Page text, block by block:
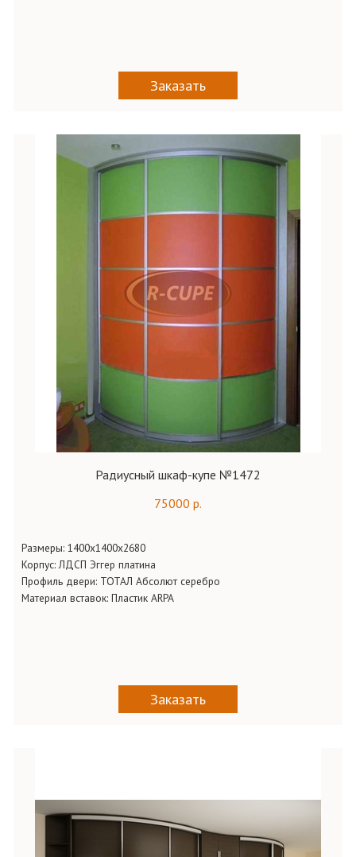
Заказать
Радиусный шкаф-купе №1472
75000 р.
Размеры: 1400х1400х2680
Корпус: ЛДСП Эггер платина
Профиль двери: ТОТАЛ Абсолют серебро
Материал вставок: Пластик ARPA
Заказать